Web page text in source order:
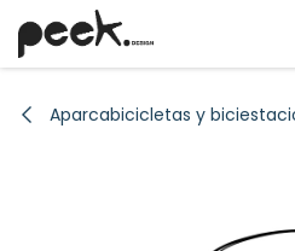
Ir al contenido
Aparcabicicletas y